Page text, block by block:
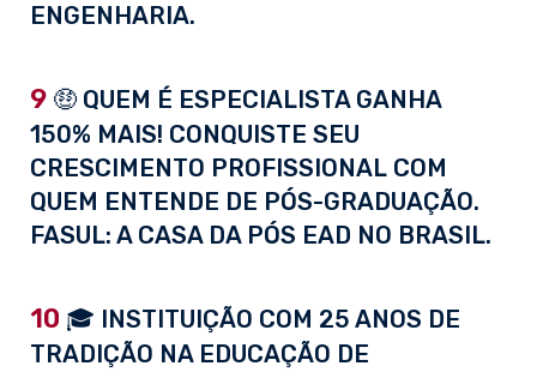
ENGENHARIA.
9 🤑 QUEM É ESPECIALISTA GANHA
150% MAIS! CONQUISTE SEU
CRESCIMENTO PROFISSIONAL COM
QUEM ENTENDE DE PÓS-GRADUAÇÃO.
FASUL: A CASA DA PÓS EAD NO BRASIL.
10 🎓 INSTITUIÇÃO COM 25 ANOS DE
TRADIÇÃO NA EDUCAÇÃO DE